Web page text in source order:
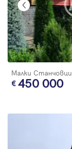
Малки Станчовци
450 000